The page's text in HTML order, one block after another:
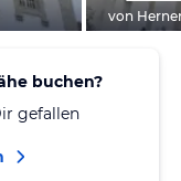
von
buchen?
gefallen